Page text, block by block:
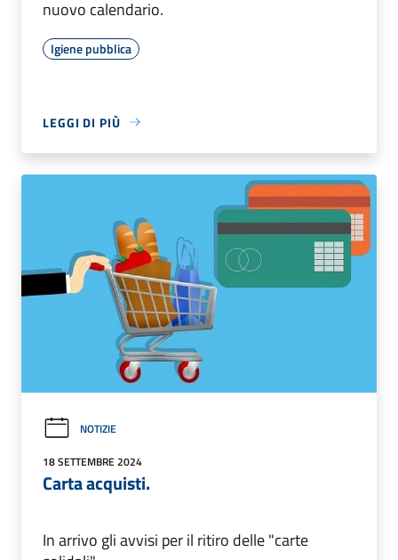
nuovo calendario.
Igiene pubblica
LEGGI DI PIÙ
NOTIZIE
18 SETTEMBRE 2024
Carta acquisti.
In arrivo gli avvisi per il ritiro delle "carte